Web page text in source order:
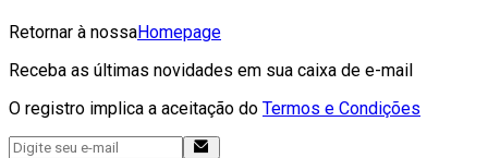
Retornar à nossaHomepage
Receba as últimas novidades em sua caixa de e-mail
O registro implica a aceitação do Termos e Condições